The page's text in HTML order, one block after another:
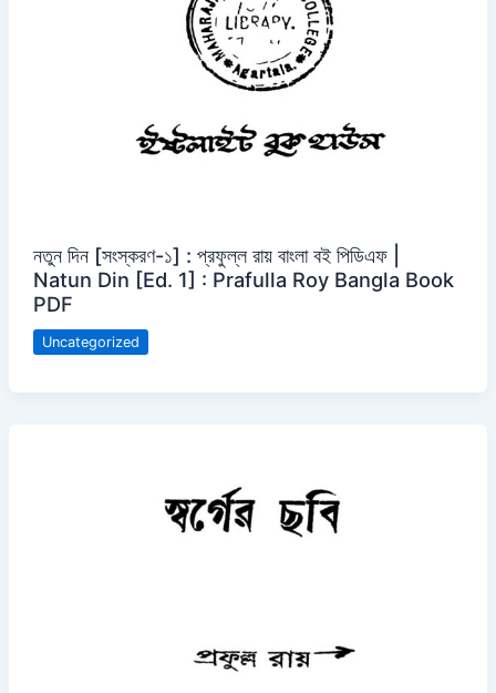
নতুন দিন [সংস্করণ-১] : প্রফুল্ল রায় বাংলা বই পিডিএফ |
Natun Din [Ed. 1] : Prafulla Roy Bangla Book
PDF
Uncategorized